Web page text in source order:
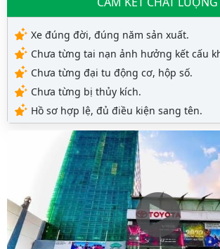
Xe đúng đời, đúng năm sản xuất.
Chưa từng tai nạn ảnh hưởng kết cấu
Chưa từng đại tu động cơ, hộp số.
Chưa từng bị thủy kích.
Hồ sơ hợp lệ, đủ điều kiện sang tên.